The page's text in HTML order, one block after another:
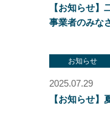
【お知らせ
事業者のみな
お知らせ
2025.07.29
【お知らせ】